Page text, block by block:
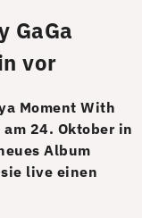
GaGa
vor
Moment With
am 24. Oktober in
Album
live einen